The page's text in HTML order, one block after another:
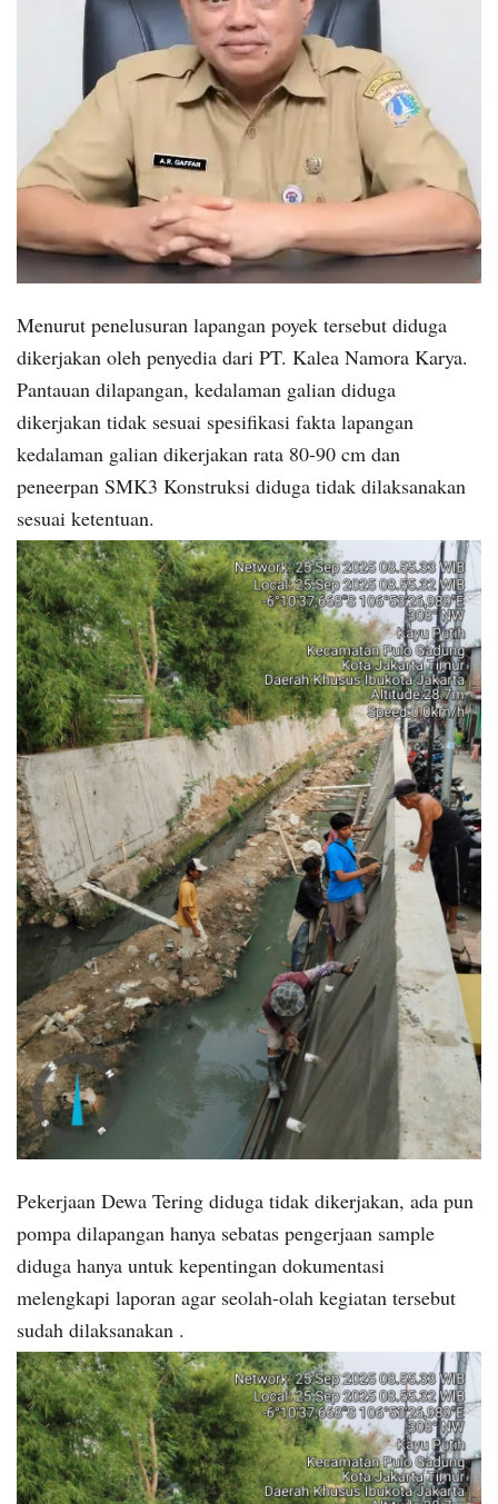
Menurut penelusuran lapangan poyek tersebut diduga
dikerjakan oleh penyedia dari PT. Kalea Namora Karya.
Pantauan dilapangan, kedalaman galian diduga
dikerjakan tidak sesuai spesifikasi fakta lapangan
kedalaman galian dikerjakan rata 80-90 cm dan
peneerpan SMK3 Konstruksi diduga tidak dilaksanakan
sesuai ketentuan.
Pekerjaan Dewa Tering diduga tidak dikerjakan, ada pun
pompa dilapangan hanya sebatas pengerjaan sample
diduga hanya untuk kepentingan dokumentasi
melengkapi laporan agar seolah-olah kegiatan tersebut
sudah dilaksanakan .